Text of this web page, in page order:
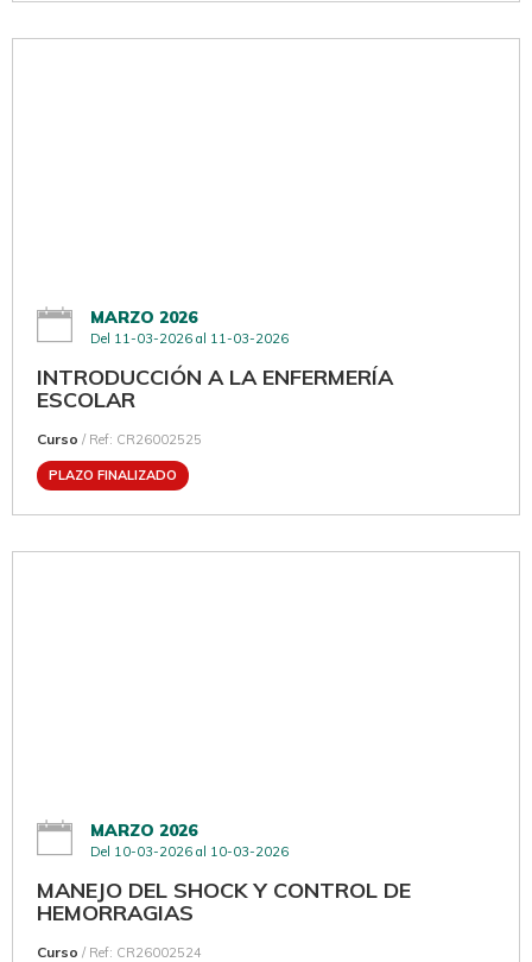
MARZO 2026
Del 11-03-2026 al 11-03-2026
INTRODUCCIÓN A LA ENFERMERÍA
ESCOLAR
Curso / Ref: CR26002525
PLAZO FINALIZADO
MARZO 2026
Del 10-03-2026 al 10-03-2026
MANEJO DEL SHOCK Y CONTROL DE
HEMORRAGIAS
Curso / Ref: CR26002524